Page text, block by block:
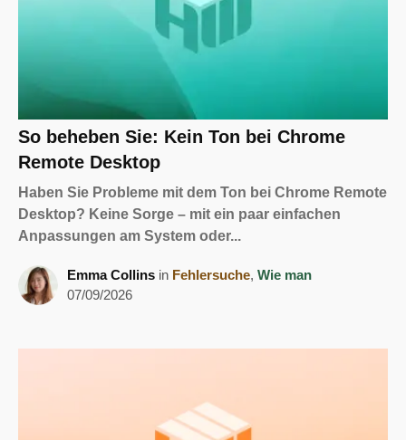
So beheben Sie: Kein Ton bei Chrome
Remote Desktop
Haben Sie Probleme mit dem Ton bei Chrome Remote
Desktop? Keine Sorge – mit ein paar einfachen
Anpassungen am System oder...
Emma Collins in Fehlersuche, Wie man
07/09/2026